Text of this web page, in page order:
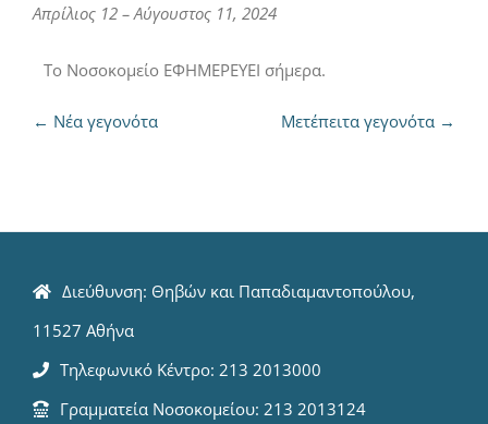
Απρίλιος 12 – Αύγουστος 11, 2024
Το Νοσοκομείο ΕΦΗΜΕΡΕΥΕΙ σήμερα.
Μετέπειτα γεγονότα →
← Νέα γεγονότα
Διεύθυνση: Θηβών και Παπαδιαμαντοπούλου,
11527 Αθήνα
Τηλεφωνικό Κέντρο: 213 2013000
Γραμματεία Νοσοκομείου: 213 2013124